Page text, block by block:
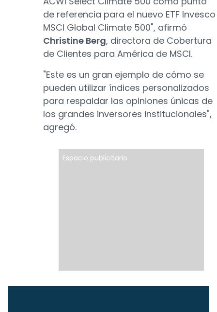
de referencia para el nuevo ETF Invesco
MSCI Global Climate 500", afirmó
Christine Berg, directora de Cobertura
de Clientes para América de MSCI.
"Este es un gran ejemplo de cómo se
pueden utilizar índices personalizados
para respaldar las opiniones únicas de
los grandes inversores institucionales",
agregó.
Espacio publicitario